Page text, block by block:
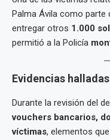
Palma Ávila como
entregar otros 1.000
permitió a la Policía
Evidencias
Durante la revisión del
vouchers bancarios,
víctimas, elementos